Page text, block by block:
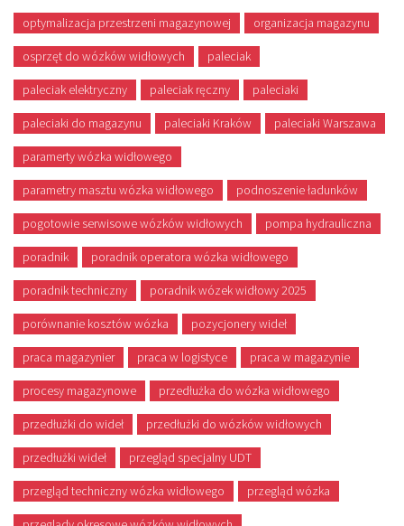
optymalizacja przestrzeni magazynowej organizacja magazynu
osprzęt do wózków widłowych paleciak
paleciak elektryczny paleciak ręczny paleciaki
paleciaki do magazynu paleciaki Kraków paleciaki Warszawa
paramerty wózka widłowego
parametry masztu wózka widłowego podnoszenie ładunków
pogotowie serwisowe wózków widłowych pompa hydrauliczna
poradnik poradnik operatora wózka widłowego
poradnik techniczny poradnik wózek widłowy 2025
porównanie kosztów wózka pozycjonery wideł
praca magazynier praca w logistyce praca w magazynie
procesy magazynowe przedłużka do wózka widłowego
przedłużki do wideł przedłużki do wózków widłowych
przedłużki wideł przegląd specjalny UDT
przegląd techniczny wózka widłowego przegląd wózka